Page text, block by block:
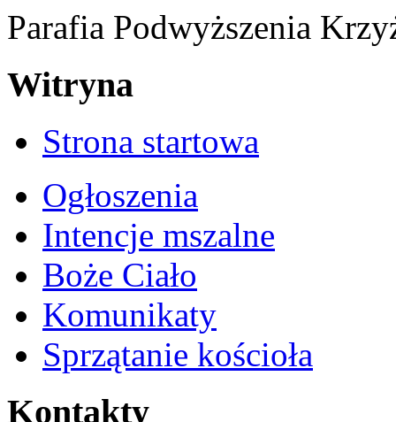
Parafia Podwyższenia
Witryna
Strona startowa
Ogłoszenia
Intencje mszalne
Boże Ciało
Komunikaty
Sprzątanie kościoła
Kontakty